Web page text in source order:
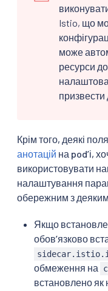
Istio, що
може
ресурси
призвести
Крім того, деякі
анотацій на podʼі,
використовувати
налаштування
обережним з
Якщо
обовʼязково
обмеження на
встановлено